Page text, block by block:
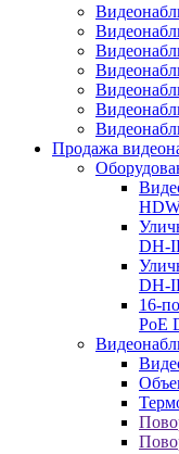
Продажа
DH-
DH-
16-
РоЕ